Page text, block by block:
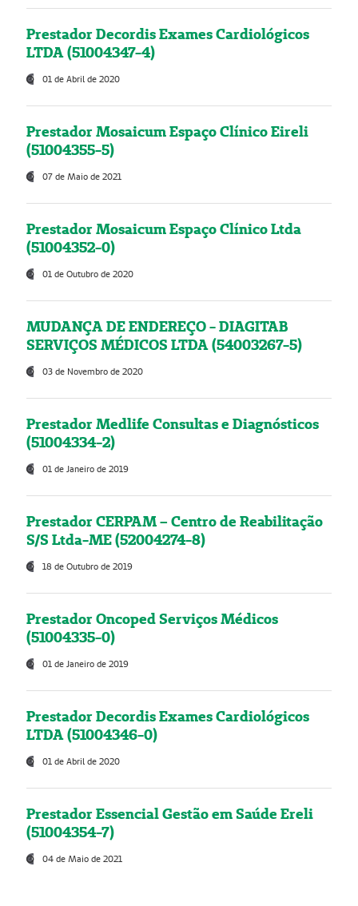
Prestador Decordis Exames Cardiológicos
LTDA (51004347-4)
01 de Abril de 2020
Prestador Mosaicum Espaço Clínico Eireli
(51004355-5)
07 de Maio de 2021
Prestador Mosaicum Espaço Clínico Ltda
(51004352-0)
01 de Outubro de 2020
MUDANÇA DE ENDEREÇO - DIAGITAB
SERVIÇOS MÉDICOS LTDA (54003267-5)
03 de Novembro de 2020
Prestador Medlife Consultas e Diagnósticos
(51004334-2)
01 de Janeiro de 2019
Prestador CERPAM – Centro de Reabilitação
S/S Ltda-ME (52004274-8)
18 de Outubro de 2019
Prestador Oncoped Serviços Médicos
(51004335-0)
01 de Janeiro de 2019
Prestador Decordis Exames Cardiológicos
LTDA (51004346-0)
01 de Abril de 2020
Prestador Essencial Gestão em Saúde Ereli
(51004354-7)
04 de Maio de 2021